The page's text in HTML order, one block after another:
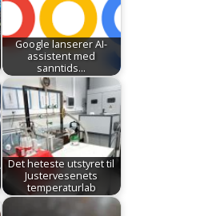
Google lanserer AI-
assistent med
sanntids…
Det heteste utstyret til
Justervesenets
temperaturlab